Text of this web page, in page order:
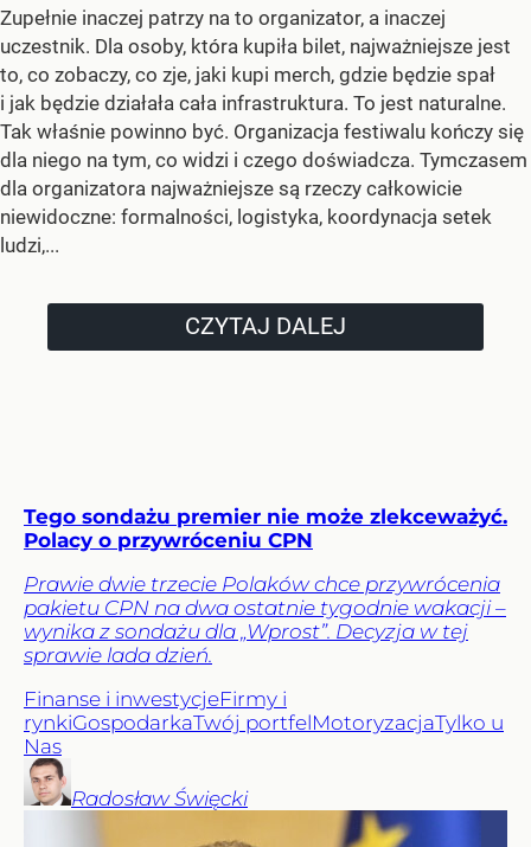
Zupełnie inaczej patrzy na to organizator, a inaczej
uczestnik. Dla osoby, która kupiła bilet, najważniejsze jest
to, co zobaczy, co zje, jaki kupi merch, gdzie będzie spał
i jak będzie działała cała infrastruktura. To jest naturalne.
Tak właśnie powinno być. Organizacja festiwalu kończy się
dla niego na tym, co widzi i czego doświadcza. Tymczasem
dla organizatora najważniejsze są rzeczy całkowicie
niewidoczne: formalności, logistyka, koordynacja setek
ludzi,...
CZYTAJ DALEJ
Tego sondażu premier nie może zlekceważyć.
Polacy o przywróceniu CPN
Prawie dwie trzecie Polaków chce przywrócenia
pakietu CPN na dwa ostatnie tygodnie wakacji –
wynika z sondażu dla „Wprost”. Decyzja w tej
sprawie lada dzień.
Finanse i inwestycjeFirmy i
rynkiGospodarkaTwój portfelMotoryzacjaTylko u
Nas
Radosław Święcki